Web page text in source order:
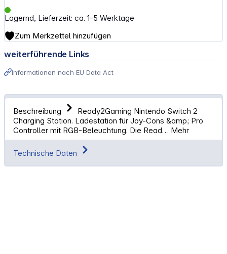
Lagernd, Lieferzeit: ca. 1-5 Werktage
Zum Merkzettel hinzufügen
weiterführende Links
Informationen nach EU Data Act
Beschreibung
Ready2Gaming Nintendo Switch 2
Charging Station. Ladestation für Joy-Cons &amp; Pro
Controller mit RGB-Beleuchtung. Die Read… Mehr
Technische Daten